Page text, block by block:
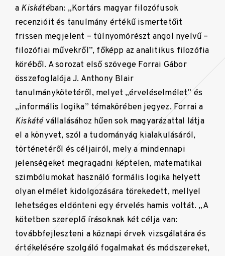
a Kiskátéban: „Kortárs magyar filozófusok
recenzióit és tanulmány értékű ismertetőit
frissen megjelent – túlnyomórészt angol nyelvű –
filozófiai művekről”, főképp az analitikus filozófia
köréből. A sorozat első szövege Forrai Gábor
összefoglalója J. Anthony Blair
tanulmánykötetéről, melyet „érveléselmélet” és
„informális logika” témakörében jegyez. Forrai a
Kiskátévállalásához hűen sok magyarázattal látja
el a könyvet, szól a tudományág kialakulásáról,
történetéről és céljairól, mely a mindennapi
jelenségeket megragadni képtelen, matematikai
szimbólumokat használó formális logika helyett
olyan elmélet kidolgozására törekedett, mellyel
lehetséges eldönteni egy érvelés hamis voltát. „A
kötetben szereplő írásoknak két célja van:
továbbfejleszteni a köznapi érvek vizsgálatára és
értékelésére szolgáló fogalmakat és módszereket,